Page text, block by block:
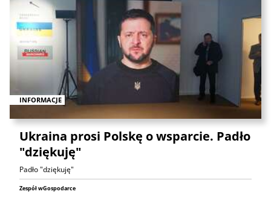
INFORMACJE
Ukraina prosi Polskę o wsparcie. Padło
"dziękuję"
Padło "dziękuję"
Zespół wGospodarce